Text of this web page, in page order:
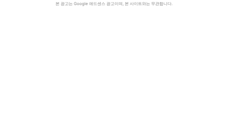
본 광고는 Google 애드센스 광고이며, 본 사이트와는 무관합니다.